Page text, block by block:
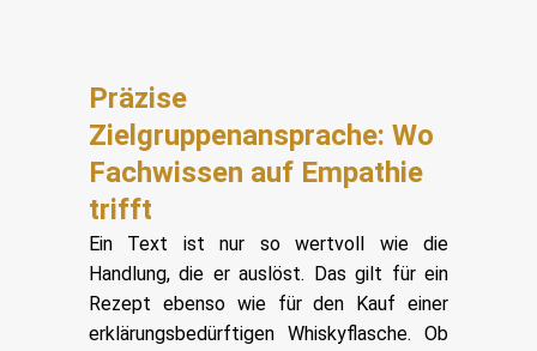
Präzise
Zielgruppenansprache: Wo
Fachwissen auf Empathie
trifft
Ein Text ist nur so wertvoll wie die
Handlung, die er auslöst. Das gilt für ein
Rezept ebenso wie für den Kauf einer
erklärungsbedürftigen Whiskyflasche. Ob